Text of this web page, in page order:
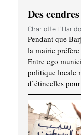
Des
Charlotte
Pendant que
la mairie
Entre ego
politique locale
d’étincelles